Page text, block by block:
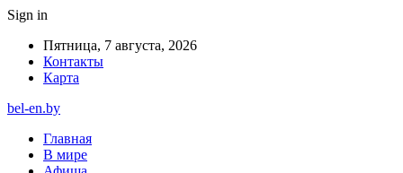
Sign in
Пятница, 7 августа, 2026
Контакты
Карта
bel-en.by
Главная
В мире